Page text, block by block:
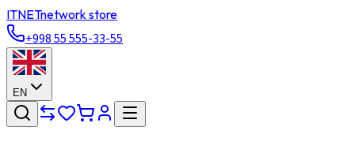
ITNETnetwork store
+998 55 555-33-55
EN